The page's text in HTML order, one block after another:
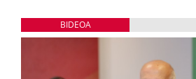
BIDEOA